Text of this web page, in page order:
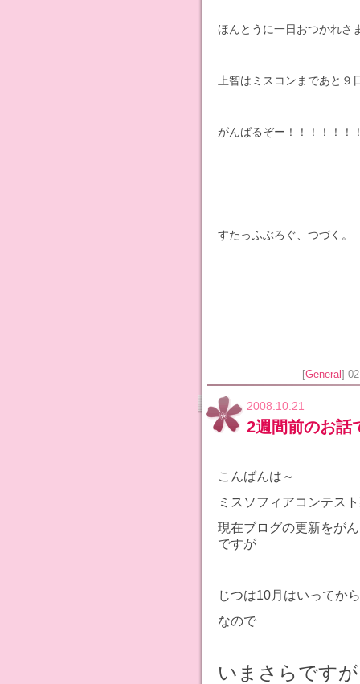
ほんとうに一日おつかれさ
上智はミスコンまであと９
がんばるぞー！！！！！！
すたっふぶろぐ、つづく。
[General]
2008.10.21
2週間前のお話
こんばんは～
ミスソフィアコンテス
現在ブログの更新をが
ですが
じつは10月はいってか
なので
いまさらです